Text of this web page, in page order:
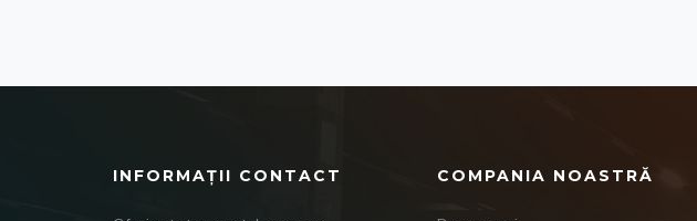
INFORMAȚII CONTACT COMPANIA NOASTRĂ